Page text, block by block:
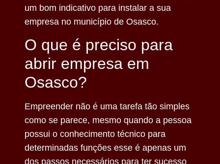
um bom indicativo para instalar a sua
empresa no município de Osasco.
O que é preciso para
abrir empresa em
Osasco?
Empreender não é uma tarefa tão simples
como se parece, mesmo quando a pessoa
possui o conhecimento técnico para
determinadas funções esse é apenas um
dos passos necessários para ter sucesso